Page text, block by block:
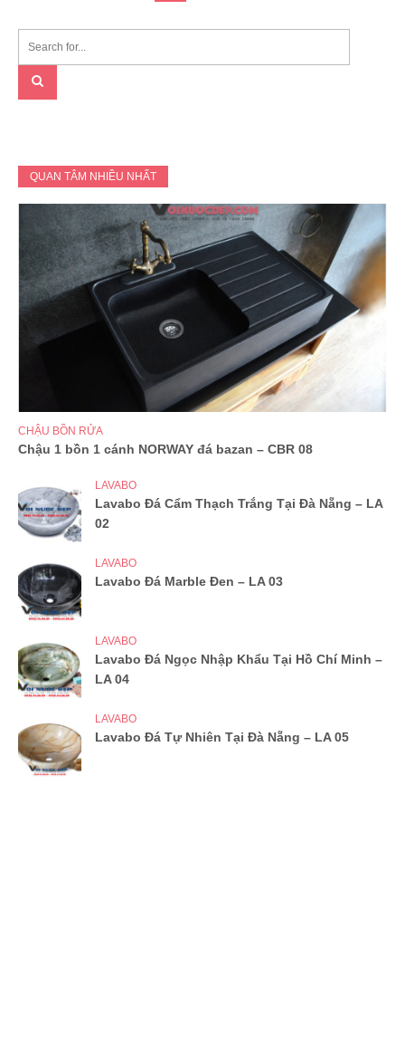
QUAN TÂM NHIỀU NHẤT
CHẬU BỒN RỬA
Chậu 1 bồn 1 cánh NORWAY đá bazan – CBR 08
LAVABO
Lavabo Đá Cẩm Thạch Trắng Tại Đà Nẵng – LA
02
LAVABO
Lavabo Đá Marble Đen – LA 03
LAVABO
Lavabo Đá Ngọc Nhập Khẩu Tại Hồ Chí Minh –
LA 04
LAVABO
Lavabo Đá Tự Nhiên Tại Đà Nẵng – LA 05